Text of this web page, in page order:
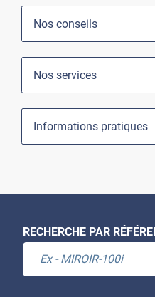
Nos conseils
Nos services
Informations pratiques
RECHERCHE PAR